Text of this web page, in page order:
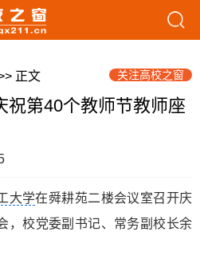
正文 关注高校之窗
祝第40个教师节教师座
大学在舜耕苑二楼会议室召开庆
，校党委副书记、常务副校长余